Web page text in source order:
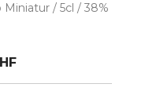
Miniatur / 5cl / 38%